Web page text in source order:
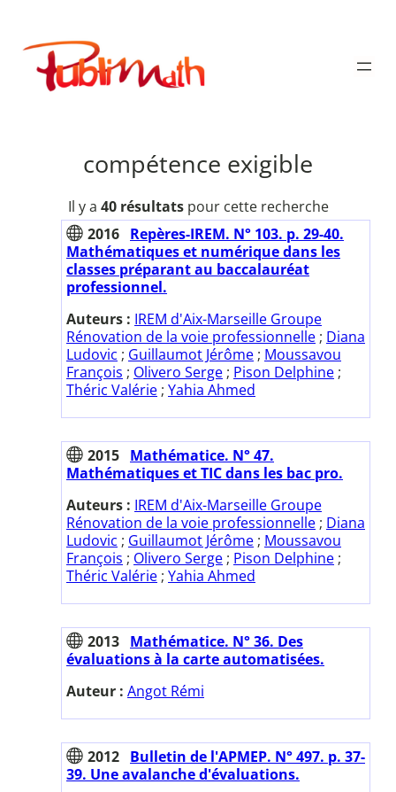
contenu
Publimath
compétence exigible
Il y a 40 résultatspour cette recherche
2016 Repères-IREM. N° 103. p. 29-40.
Mathématiques et numérique dans les
classes préparant au baccalauréat
professionnel.
Auteurs : IREM d'Aix-Marseille Groupe
Rénovation de la voie professionnelle ; Diana
Ludovic ; Guillaumot Jérôme ; Moussavou
François ; Olivero Serge ; Pison Delphine ;
Théric Valérie ; Yahia Ahmed
2015 Mathématice. N° 47.
Mathématiques et TIC dans les bac pro.
Auteurs : IREM d'Aix-Marseille Groupe
Rénovation de la voie professionnelle ; Diana
Ludovic ; Guillaumot Jérôme ; Moussavou
François ; Olivero Serge ; Pison Delphine ;
Théric Valérie ; Yahia Ahmed
2013 Mathématice. N° 36. Des
évaluations à la carte automatisées.
Auteur : Angot Rémi
2012 Bulletin de l'APMEP. N° 497. p. 37-
39. Une avalanche d'évaluations.